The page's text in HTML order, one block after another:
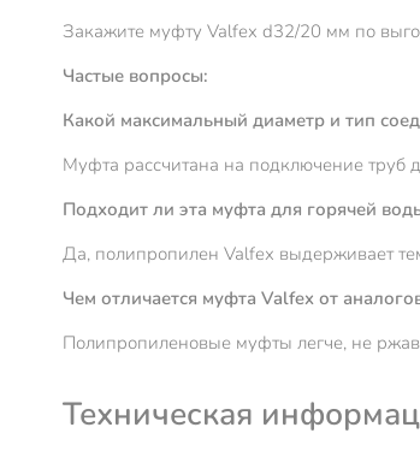
Закажите муфту Valfex d32/20 мм по
Частые вопросы:
Какой максимальный диаметр и тип
Муфта рассчитана на подключение
Подходит ли эта муфта для горячей
Да, полипропилен Valfex выдерживает
Чем отличается муфта Valfex от
Полипропиленовые муфты легче, не
Техническая